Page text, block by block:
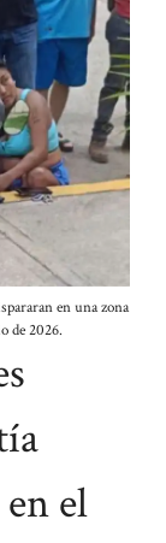
en una zona
de 2026.
el